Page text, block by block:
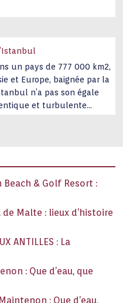
un pays de 777 000 km2,
et Europe, baignée par la
n’a pas son égale
et turbulente
Beach & Golf Resort :
de Malte : lieux d’histoire
ANTILLES : La
: Que d’eau, que
: Que d’eau,